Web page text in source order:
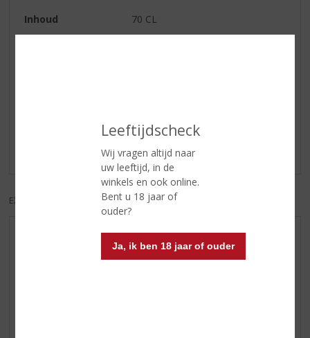
Leeftijdscheck
Wij vragen altijd naar
uw leeftijd, in de
winkels en ook online.
Bent u 18 jaar of
ouder?
Ja, ik ben 18 jaar of ouder
Inhoud
70 CL
Schrijf een review
Er zijn nog geen reviews geplaatst voor dit product
EXCL. BTW INCL. BTW
NIEUWE BIEREN